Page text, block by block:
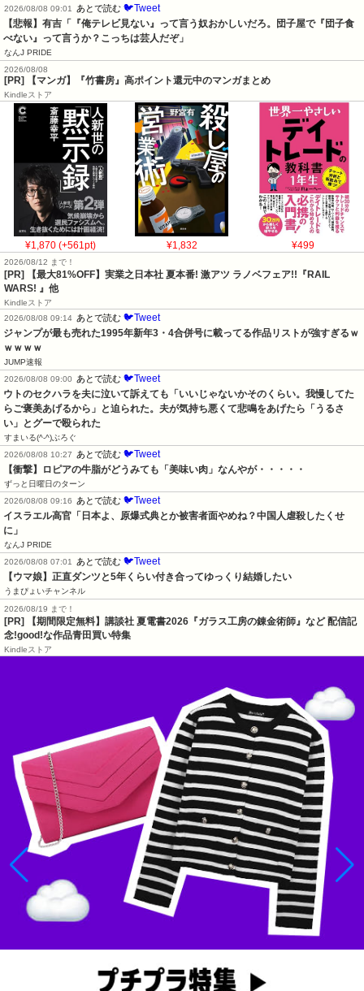
2026/08/08 09:01 あとで読む 🐦Tweet
【悲報】有吉「『俺テレビ見ない』って言う奴おかしいだろ。団子屋で『団子食
べない』って言うか？こっちは芸人だぞ」
なんJ PRIDE
2026/08/08
[PR] 【マンガ】『竹書房』高ポイント還元中のマンガまとめ
Kindleストア
¥1,870 (+561pt) ¥1,832 ¥499
2026/08/12 まで！
[PR] 【最大81%OFF】実業之日本社 夏本番! 激アツ ラノベフェア!!『RAIL
WARS! 』他
Kindleストア
2026/08/08 09:14 あとで読む 🐦Tweet
ジャンプが最も売れた1995年新年3・4合併号に載ってる作品リストが強すぎるｗ
ｗｗｗｗ
JUMP速報
2026/08/08 09:00
あとで読む 🐦Tweet
ウトのセクハラを夫に泣いて訴えても「いいじゃないかそのくらい。我慢してた
らご褒美あげるから」と迫られた。夫が気持ち悪くて悲鳴をあげたら「うるさ
い」とグーで殴られた
すまいる(^-^)ぶろぐ
2026/08/08 10:27
あとで読む 🐦Tweet
【衝撃】ロピアの牛脂がどうみても「美味い肉」なんやが・・・・・
ずっと日曜日のターン
2026/08/08 09:16
あとで読む 🐦Tweet
イスラエル高官「日本よ、原爆式典とか被害者面やめね？中国人虐殺したくせ
に」
なんJ PRIDE
2026/08/08 07:01
あとで読む 🐦Tweet
【ウマ娘】正直ダンツと5年くらい付き合ってゆっくり結婚したい
うまぴょいチャンネル
2026/08/19 まで！
[PR] 【期間限定無料】講談社 夏電書2026『ガラス工房の錬金術師』など 配信記
念!good!な作品青田買い特集
Kindleストア